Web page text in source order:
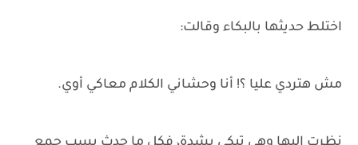
اختلط حديثها بالبكاء وقالت:
مش هتردي عليا ؟! أنا وحشاني الكلام معاكي أوي.